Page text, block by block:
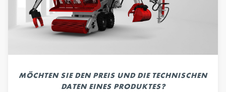
MÖCHTEN SIE DEN PREIS UND DIE TECHNISCHEN
DATEN EINES PRODUKTES?